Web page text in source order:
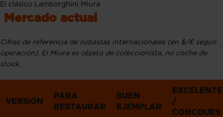
El clásico Lamborghini Miura
Mercado actual
Cifras de referencia de subastas internacionales (en $/€ según
operación). El Miura es objeto de coleccionista, no coche de
stock.
VERSIÓN
PARA
RESTAURAR
BUEN
EJEMPLAR
EXCELENTE
/
CONCOURS